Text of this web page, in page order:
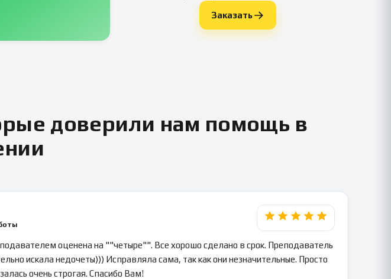
Заказать
доверили нам помощь в
оценена на ""четыре"". Все хорошо сделано в срок. Преподаватель
искала недочеты))) Исправляла сама, так как они незначительные. Просто
очень строгая. Спасибо Вам!